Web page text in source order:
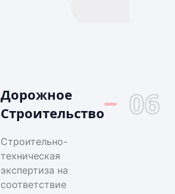
Дорожное
Строительство
06
Строительно-
техническая
экспертиза на
соответствие